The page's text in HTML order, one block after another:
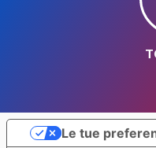
Le tue